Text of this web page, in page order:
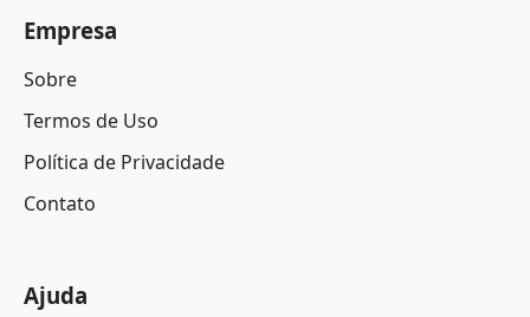
Empresa
Sobre
Termos de Uso
Política de Privacidade
Contato
Ajuda